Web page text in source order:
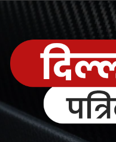
content